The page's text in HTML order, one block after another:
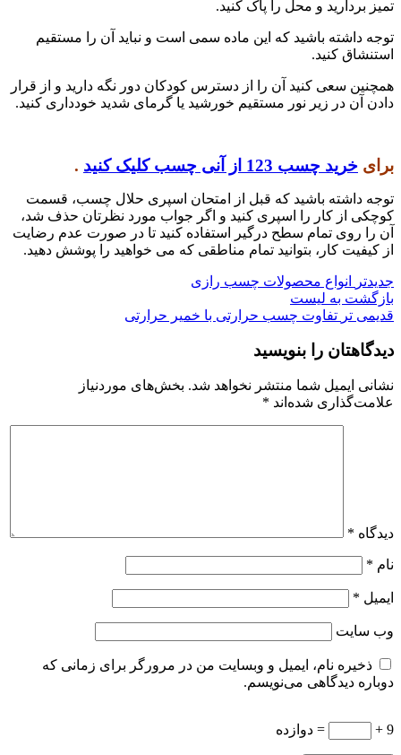
تمیز بردارید و محل را پاک کنید.
توجه داشته باشید که این ماده سمی است و نباید آن را مستقیم
استنشاق کنید.
همچنین سعی کنید آن را از دسترس کودکان دور نگه دارید و از قرار
دادن آن در زیر نور مستقیم خورشید یا گرمای شدید خودداری کنید.
برای خرید چسب 123 از آنی چسب کلیک کنید .
توجه داشته باشید که قبل از امتحان اسپری حلال چسب، قسمت
کوچکی از کار را اسپری کنید و اگر جواب مورد نظرتان حذف شد،
آن را روی تمام سطح درگیر استفاده کنید تا در صورت عدم رضایت
از کیفیت کار، بتوانید تمام مناطقی که می خواهید را پوشش دهید.
جدیدتر
انواع محصولات چسب رازی
بازگشت به لیست
قدیمی تر تفاوت چسب حرارتی با خمیر حرارتی
دیدگاهتان را بنویسید
نشانی ایمیل شما منتشر نخواهد شد. بخش‌های موردنیاز
علامت‌گذاری شده‌اند *
دیدگاه *
نام *
ایمیل *
وب‌ سایت
ذخیره نام، ایمیل و وبسایت من در مرورگر برای زمانی که
دوباره دیدگاهی می‌نویسم.
9 + = دوازده